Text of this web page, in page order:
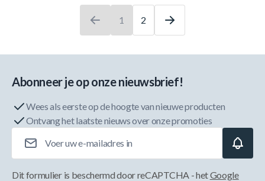
U leest momenteel pagina
1
Pagina
2
Abonneer je op onze nieuwsbrief!
Wees als eerste op de hoogte van nieuwe producten
Ontvang het laatste nieuws over onze promoties
Dit formulier is beschermd door reCAPTCHA - hetGoogle